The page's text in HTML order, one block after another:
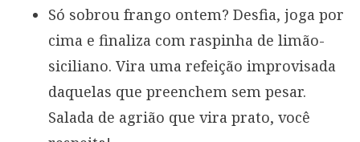
Só sobrou frango ontem? Desfia, joga por
cima e finaliza com raspinha de limão-
siciliano. Vira uma refeição improvisada
daquelas que preenchem sem pesar.
Salada de agrião que vira prato, você